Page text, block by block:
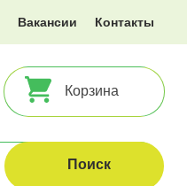
Вакансии Контакты
Корзина